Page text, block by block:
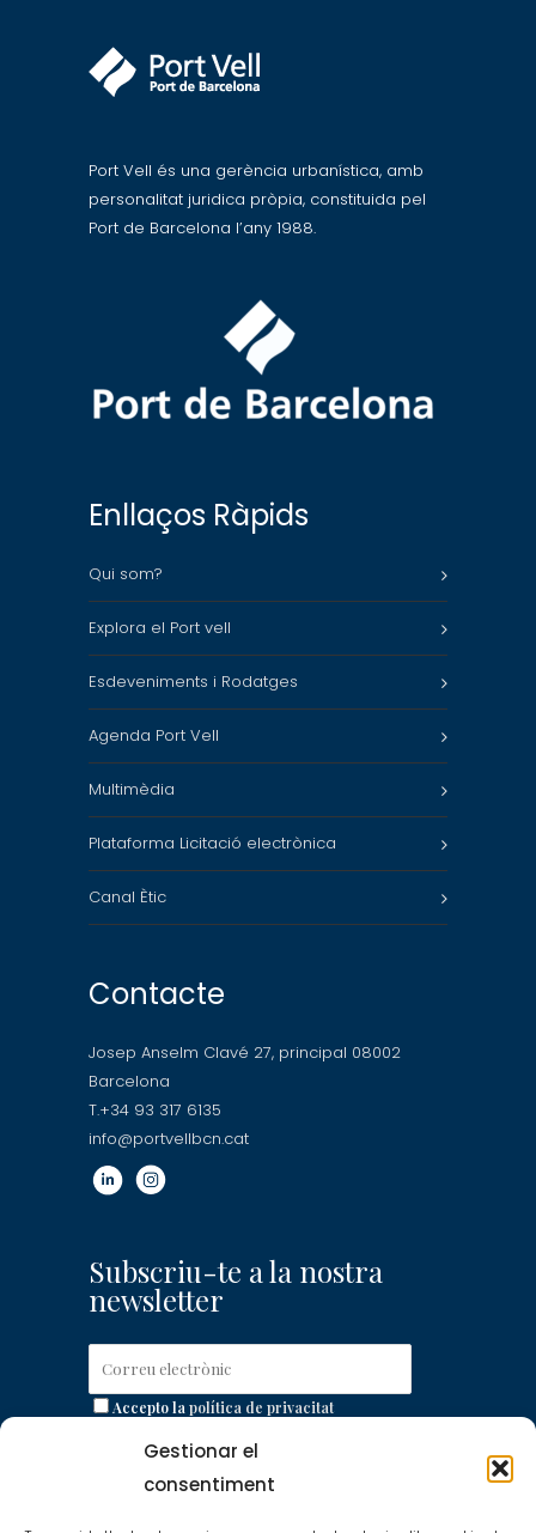
Gestionar el
consentiment
Port Vell és una gerència urbanística, amb
personalitat juridica pròpia, constituida pel
Port de Barcelona l’any 1988.
Enllaços Ràpids
Qui som?
Explora el Port vell
Esdeveniments i Rodatges
Agenda Port Vell
Multimèdia
Plataforma Licitació electrònica
Canal Ètic
Contacte
Josep Anselm Clavé 27, principal 08002
Barcelona
T.+34 93 317 6135
info@portvellbcn.cat
Subscriu-te a la nostra
newsletter
Accepto lapolítica de privacitat